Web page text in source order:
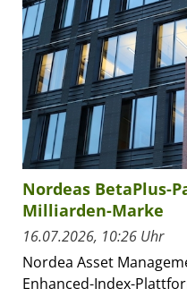
Nordeas BetaPlus-
Milliarden-Marke
16.07.2026, 10:26 Uhr
Nordea Asset
Enhanced-Index-